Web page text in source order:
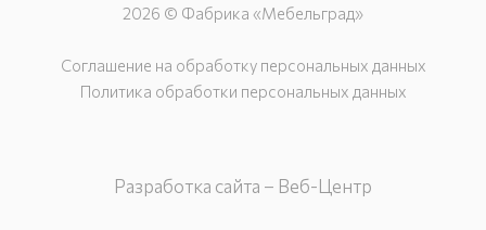
2026 © Фабрика «Мебельград»
Соглашение на обработку персональных данных
Политика обработки персональных данных
Разработка сайта – Веб-Центр